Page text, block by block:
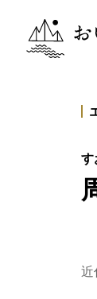
おいでませ
近